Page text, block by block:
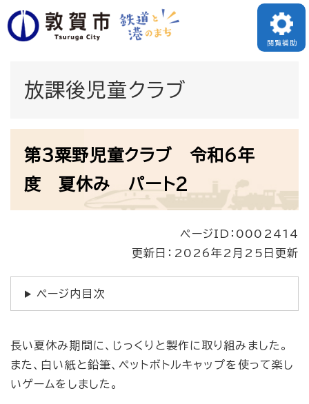
ペ
ー
頭
メニューを飛ばして本文へ
閲覧補助
放課後児童クラブ
第3粟野児童クラブ 令和6年
度 夏休み パート2
ページID：0002414
更新日：2026年2月25日更新
ページ内目次
長い夏休み期間に、じっくりと製作に取り組みました。
また、白い紙と鉛筆、ペットボトルキャップを使って楽し
いゲームをしました。